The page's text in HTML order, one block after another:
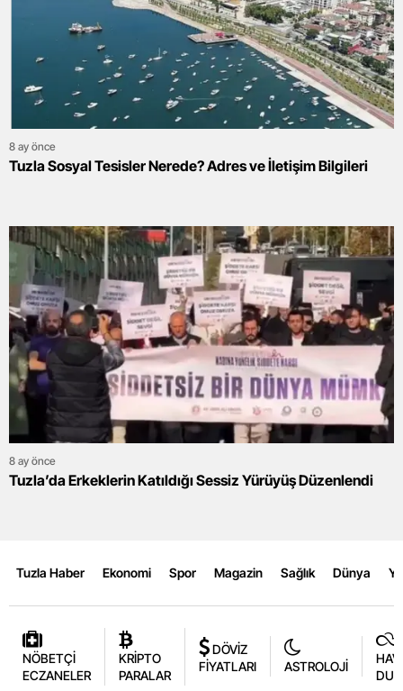
8 ay önce
Tuzla Sosyal Tesisler Nerede? Adres ve İletişim Bilgileri
8 ay önce
Tuzla’da Erkeklerin Katıldığı Sessiz Yürüyüş Düzenlendi
Tuzla Haber Ekonomi Spor Magazin Sağlık Dünya
NÖBETÇİ
ECZANELER
KRİPTO
PARALAR
DÖVİZ
FİYATLARI
ASTROLOJİ